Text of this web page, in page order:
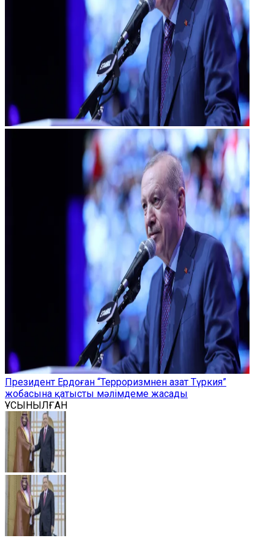
Президент Ердоған “Терроризмнен азат Түркия”
жобасына қатысты мәлімдеме жасады
ҰСЫНЫЛҒАН